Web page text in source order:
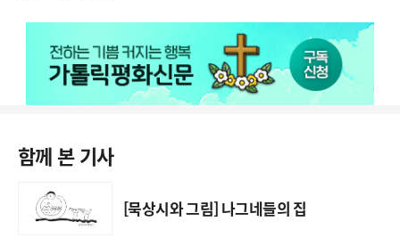
함께 본 기사
[묵상시와 그림] 나그네들의 집